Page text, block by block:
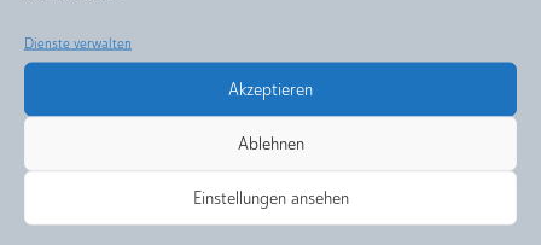
Dienste verwalten
Akzeptieren
Ablehnen
Einstellungen ansehen